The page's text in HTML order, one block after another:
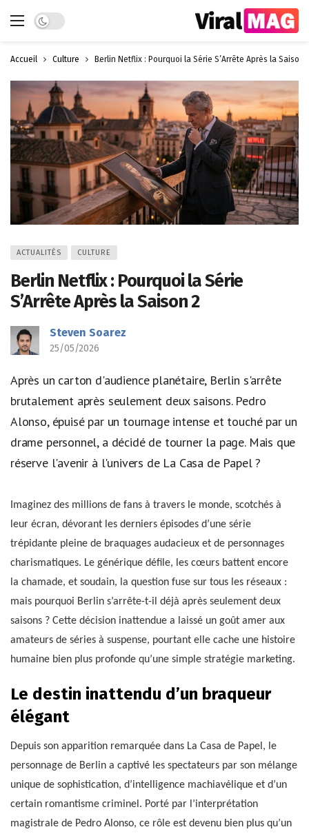
Dark mode
Accueil Culture Berlin Netflix : Pourquoi la Série S’Arrête Après la Saison
ACTUALITÉS CULTURE
Berlin Netflix : Pourquoi la Série
S’Arrête Après la Saison 2
Steven Soarez
25/05/2026
Après un carton d'audience planétaire, Berlin s'arrête
brutalement après seulement deux saisons. Pedro
Alonso, épuisé par un tournage intense et touché par un
drame personnel, a décidé de tourner la page. Mais que
réserve l'avenir à l'univers de La Casa de Papel ?
Imaginez des millions de fans à travers le monde, scotchés à
leur écran, dévorant les derniers épisodes d’une série
trépidante pleine de braquages audacieux et de personnages
charismatiques. Le générique défile, les cœurs battent encore
la chamade, et soudain, la question fuse sur tous les réseaux :
mais pourquoi Berlin s’arrête-t-il déjà après seulement deux
saisons ? Cette décision inattendue a laissé un goût amer aux
amateurs de séries à suspense, pourtant elle cache une histoire
humaine bien plus profonde qu’une simple stratégie marketing.
Le destin inattendu d’un braqueur
élégant
Depuis son apparition remarquée dans La Casa de Papel, le
personnage de Berlin a captivé les spectateurs par son mélange
unique de sophistication, d’intelligence machiavélique et d’un
certain romantisme criminel. Porté par l’interprétation
magistrale de Pedro Alonso, ce rôle est devenu bien plus qu’un